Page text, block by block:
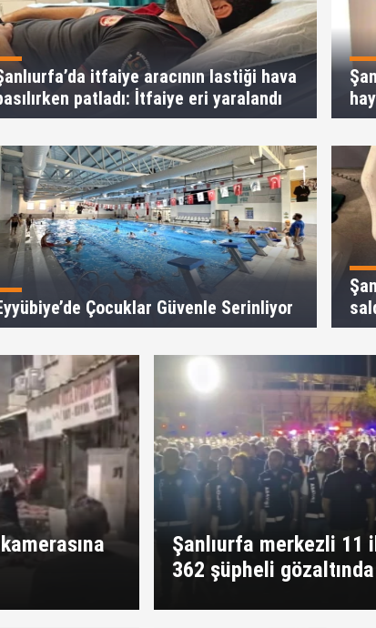
itfaiye aracının lastiği hava
patladı: İtfaiye eri yaralandı
Çocuklar Güvenle Serinliyor
Şanlıurfa merkezli 11
362 şüpheli gözaltında